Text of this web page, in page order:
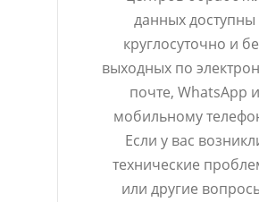
данных доступны
круглосуточно и
выходных по
почте, WhatsApp и
мобильному
Если у вас
технические
или другие